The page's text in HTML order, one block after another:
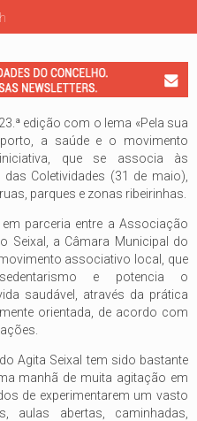
h
edição com o lema «Pela sua
a saúde e o movimento
que se associa às
Coletividades (31 de maio),
parques e zonas ribeirinhas.
parceria entre a Associação
Seixal, a Câmara Municipal do
associativo local, que
e potencia o
saudável, através da prática
orientada, de acordo com
Agita Seixal tem sido bastante
manhã de muita agitação em
de experimentarem um vasto
aulas abertas, caminhadas,